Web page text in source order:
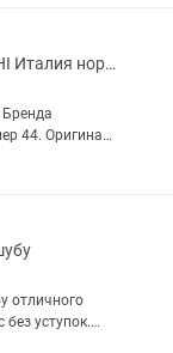
Шуба новая BRASCHI Италия норковая
44. Оригинал.
на
праздник.
месте,...
отличного
уступок.
в